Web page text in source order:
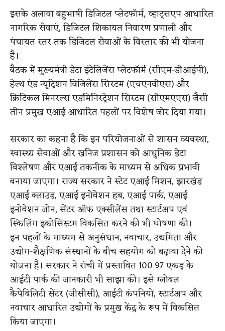
इसके अलावा बहुभाषी डिजिटल प्लेटफॉर्म, व्हाट्सएप आधारित
नागरिक सेवाएं, डिजिटल शिकायत निवारण प्रणाली और
पंचायत स्तर तक डिजिटल सेवाओं के विस्तार की भी योजना
है।
बैठक में मुख्यमंत्री डेटा इंटेलिजेंस प्लेटफॉर्म (सीएम-डीआईपी),
हेल्थ एंड न्यूट्रिशन विजिलेंस सिस्टम (एचएनवीएस) और
क्रिटिकल मिनरल्स एडमिनिस्ट्रेशन सिस्टम (सीएमएएस) जैसी
तीन प्रमुख एआई आधारित पहलों पर विशेष जोर दिया गया।
सरकार का कहना है कि इन परियोजनाओं से शासन व्यवस्था,
स्वास्थ्य सेवाओं और खनिज प्रशासन को आधुनिक डेटा
विश्लेषण और एआई तकनीक के माध्यम से अधिक प्रभावी
बनाया जाएगा। राज्य सरकार ने स्टेट एआई मिशन, झारखंड
एआई क्लाउड, एआई इनोवेशन हब, एआई पार्क, एआई
इनोवेशन जोन, सेंटर ऑफ एक्सीलेंस तथा स्टार्टअप एवं
स्किलिंग इकोसिस्टम विकसित करने की भी घोषणा की।
इन पहलों के माध्यम से अनुसंधान, नवाचार, उद्यमिता और
उद्योग-शैक्षणिक संस्थानों के बीच सहयोग को बढ़ावा देने की
योजना है। सरकार ने रांची में प्रस्तावित 100.97 एकड़ के
आईटी पार्क की जानकारी भी साझा की। इसे ग्लोबल
कैपेबिलिटी सेंटर (जीसीसी), आईटी कंपनियों, स्टार्टअप और
नवाचार आधारित उद्योगों के प्रमुख केंद्र के रूप में विकसित
किया जाएगा।